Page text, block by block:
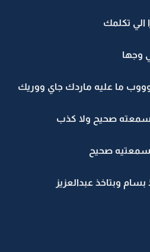
الي تكلمك
وجها
ما عليه ماردك جاي ووريك
سمعته صحيح ولا كذب
سمعتيه صحيح
وبتاخذ عبدالعزيز